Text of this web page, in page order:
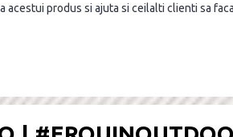
produs si ajuta si ceilalti clienti sa